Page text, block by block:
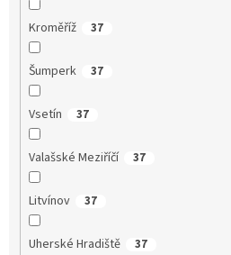
Kroměříž 37
Šumperk 37
Vsetín 37
Valašské Meziříčí 37
Litvínov 37
Uherské Hradiště 37